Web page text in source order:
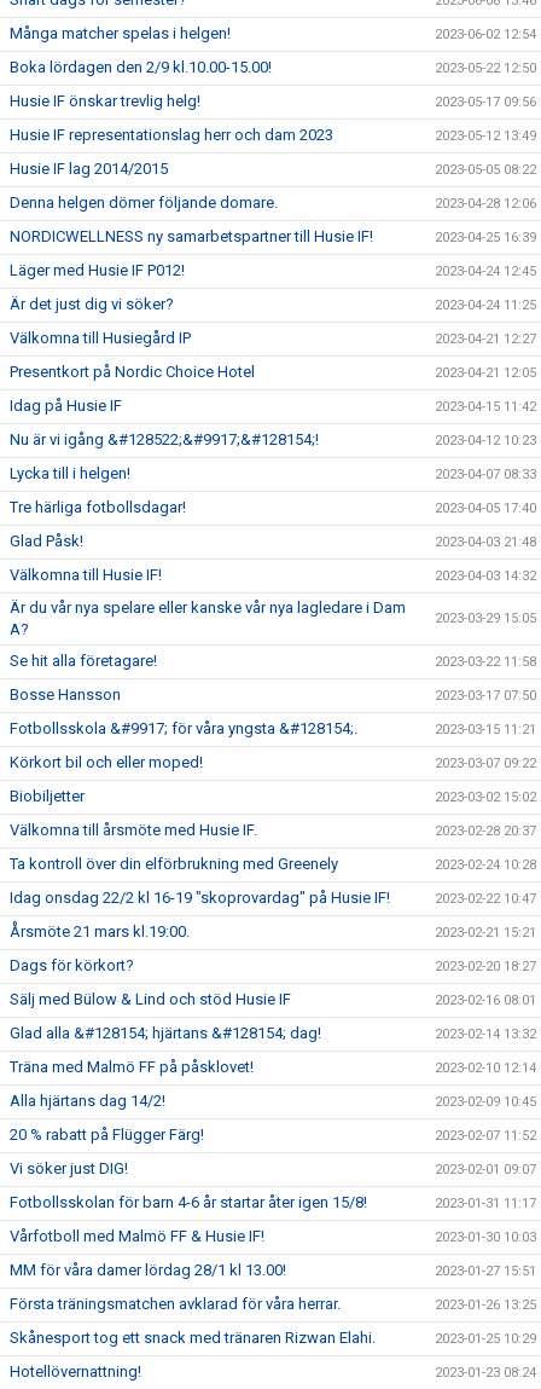
Många matcher spelas i helgen! 2023-06-02 12:54
Boka lördagen den 2/9 kl.10.00-15.00! 2023-05-22 12:50
Husie IF önskar trevlig helg! 2023-05-17 09:56
Husie IF representationslag herr och dam 2023 2023-05-12 13:49
Husie IF lag 2014/2015 2023-05-05 08:22
Denna helgen dömer följande domare. 2023-04-28 12:06
NORDICWELLNESS ny samarbetspartner till Husie IF! 2023-04-25 16:39
Läger med Husie IF P012! 2023-04-24 12:45
Är det just dig vi söker? 2023-04-24 11:25
Välkomna till Husiegård IP 2023-04-21 12:27
Presentkort på Nordic Choice Hotel 2023-04-21 12:05
Idag på Husie IF 2023-04-15 11:42
Nu är vi igång &#128522;&#9917;&#128154;! 2023-04-12 10:23
Lycka till i helgen! 2023-04-07 08:33
Tre härliga fotbollsdagar! 2023-04-05 17:40
Glad Påsk! 2023-04-03 21:48
Välkomna till Husie IF! 2023-04-03 14:32
Är du vår nya spelare eller kanske vår nya lagledare i Dam
A?
2023-03-29 15:05
Se hit alla företagare! 2023-03-22 11:58
Bosse Hansson 2023-03-17 07:50
Fotbollsskola &#9917; för våra yngsta &#128154;. 2023-03-15 11:21
Körkort bil och eller moped! 2023-03-07 09:22
Biobiljetter 2023-03-02 15:02
Välkomna till årsmöte med Husie IF. 2023-02-28 20:37
Ta kontroll över din elförbrukning med Greenely 2023-02-24 10:28
Idag onsdag 22/2 kl 16-19 "skoprovardag" på Husie IF! 2023-02-22 10:47
Årsmöte 21 mars kl.19:00. 2023-02-21 15:21
Dags för körkort? 2023-02-20 18:27
Sälj med Bülow & Lind och stöd Husie IF 2023-02-16 08:01
Glad alla &#128154; hjärtans &#128154; dag! 2023-02-14 13:32
Träna med Malmö FF på påsklovet! 2023-02-10 12:14
Alla hjärtans dag 14/2! 2023-02-09 10:45
20 % rabatt på Flügger Färg! 2023-02-07 11:52
Vi söker just DIG! 2023-02-01 09:07
Fotbollsskolan för barn 4-6 år startar åter igen 15/8! 2023-01-31 11:17
Vårfotboll med Malmö FF & Husie IF! 2023-01-30 10:03
MM för våra damer lördag 28/1 kl 13.00! 2023-01-27 15:51
Första träningsmatchen avklarad för våra herrar. 2023-01-26 13:25
Skånesport tog ett snack med tränaren Rizwan Elahi. 2023-01-25 10:29
Hotellövernattning! 2023-01-23 08:24